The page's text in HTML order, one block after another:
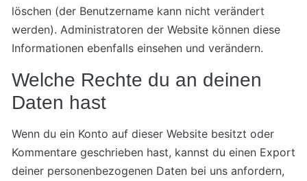
löschen (der Benutzername kann nicht verändert
werden). Administratoren der Website können diese
Informationen ebenfalls einsehen und verändern.
Welche Rechte du an deinen
Daten hast
Wenn du ein Konto auf dieser Website besitzt oder
Kommentare geschrieben hast, kannst du einen Export
deiner personenbezogenen Daten bei uns anfordern,